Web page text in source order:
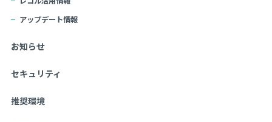
アップデート情報
お知らせ
セキュリティ
推奨環境